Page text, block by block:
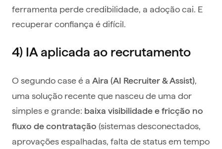
ferramenta perde credibilidade, a adoção cai. E
recuperar confiança é difícil.
4) IA aplicada ao recrutamento
O segundo case é a Aira (AI Recruiter & Assist)
uma solução recente que nasceu de uma dor
simples e grande: baixa visibilidade e fricção no
fluxo de contratação (sistemas desconectados,
aprovações espalhadas, falta de status em tempo